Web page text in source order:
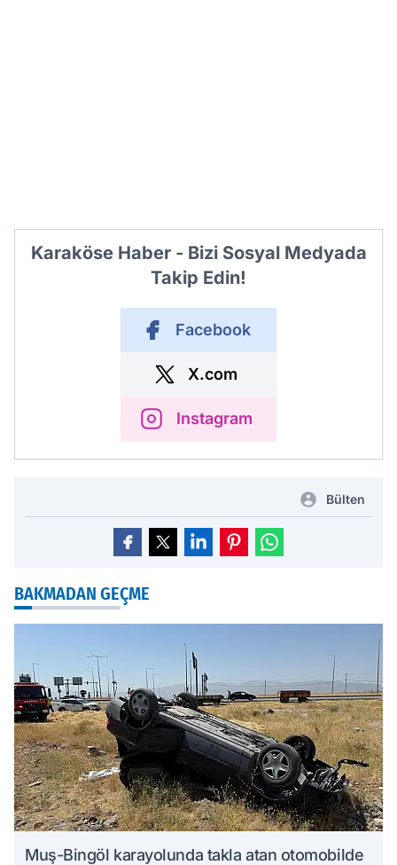
Karaköse Haber - Bizi Sosyal Medyada
Takip Edin!
Facebook
X.com
Instagram
Bülten
BAKMADAN GEÇME
Muş-Bingöl karayolunda takla atan otomobilde